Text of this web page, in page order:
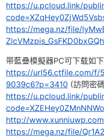
https://u.pcloud.link/
https://mega.nz/file/
带藍疊模擬器PC可下载如下
https://url56.ctfile.com/
9039c6?p=3410 (訪問密
https://u.pcloud.link/
http://
https://mega.nz/file/